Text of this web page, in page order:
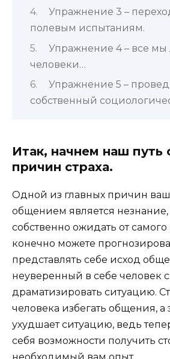
Упражнение 3 –
полевым испытаниям.
Упражнение 4 – все
человеки…
Упражнение 5 –
собственный
Итак, начнем наш путь
причин страха.
Одной из главных причин
общением является
собственно ожидать от
конечно можете
представлять себе исход
неуверенный в себе человек
драматизировать ситуацию.
человека избегать общения, а
ухудшает ситуацию, ведь
себя возможности получить